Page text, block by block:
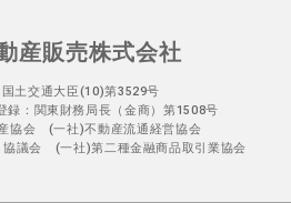
産販売株式会社
国土交通大臣(10)第3529号
録：関東財務局長（金商）第1508号
協会 (一社)不動産流通経営協会
協議会 (一社)第二種金融商品取引業協会